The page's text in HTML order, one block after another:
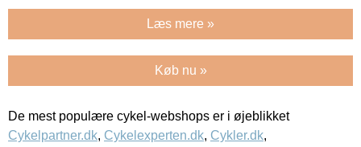
Læs mere »
Køb nu »
De mest populære cykel-webshops er i øjeblikket
Cykelpartner.dk, Cykelexperten.dk, Cykler.dk,